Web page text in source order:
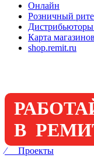
Онлайн
Розничный
Карта магазинов
shop.remit.ru
В
⁄ Проекты